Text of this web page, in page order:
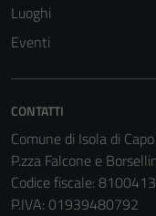
Luoghi
Eventi
CONTATTI
Comune di Isola di
P.zza Falcone e
Codice fiscale:
P.IVA: 01939480792